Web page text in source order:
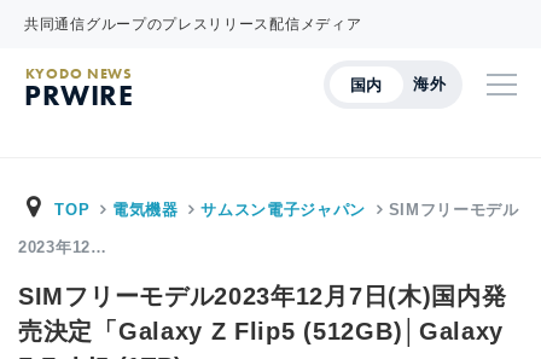
共同通信グループのプレスリリース配信メディア
国内 海外
KYODO NEWS
PRWIRE
TOP 電気機器 サムスン電子ジャパン SIMフリーモデル
2023年12…
SIMフリーモデル2023年12月7日(木)国内発
売決定「Galaxy Z Flip5 (512GB)│Galaxy